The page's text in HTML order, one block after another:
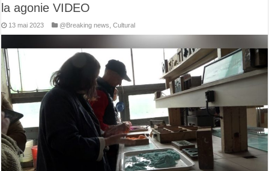
la agonie VIDEO
13 mai 2023 @Breaking news ,Cultural